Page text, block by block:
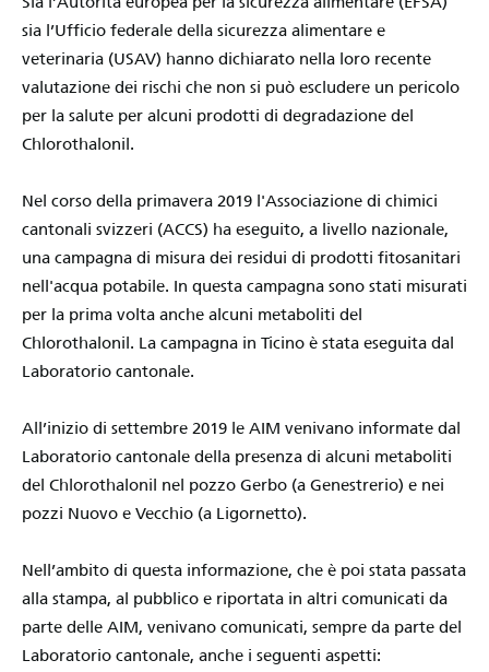
Sia l’Autorità europea per la sicurezza alimentare (EFSA)
sia l’Ufficio federale della sicurezza alimentare e
veterinaria (USAV) hanno dichiarato nella loro recente
valutazione dei rischi che non si può escludere un pericolo
per la salute per alcuni prodotti di degradazione del
Chlorothalonil.
Nel corso della primavera 2019 l'Associazione di chimici
cantonali svizzeri (ACCS) ha eseguito, a livello nazionale,
una campagna di misura dei residui di prodotti fitosanitari
nell'acqua potabile. In questa campagna sono stati misurati
per la prima volta anche alcuni metaboliti del
Chlorothalonil. La campagna in Ticino è stata eseguita dal
Laboratorio cantonale.
All’inizio di settembre 2019 le AIM venivano informate dal
Laboratorio cantonale della presenza di alcuni metaboliti
del Chlorothalonil nel pozzo Gerbo (a Genestrerio) e nei
pozzi Nuovo e Vecchio (a Ligornetto).
Nell’ambito di questa informazione, che è poi stata passata
alla stampa, al pubblico e riportata in altri comunicati da
parte delle AIM, venivano comunicati, sempre da parte del
Laboratorio cantonale, anche i seguenti aspetti: